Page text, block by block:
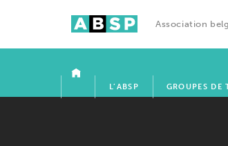
Association
ACCUEIL
L’ABSP
GROUPES DE